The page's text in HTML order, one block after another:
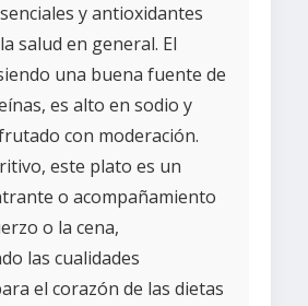
y antioxidantes
salud en general. El
una buena fuente de
es alto en sodio y
con moderación.
este plato es un
o acompañamiento
o la cena,
las cualidades
el corazón de las dietas